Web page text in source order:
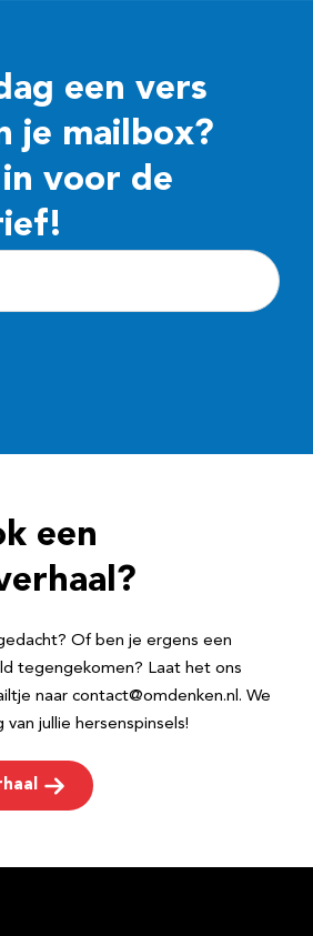
een vers
je mailbox?
voor de
een
Of ben je ergens een
tegengekomen? Laat het ons
naar contact@omdenken.nl. We
jullie hersenspinsels!